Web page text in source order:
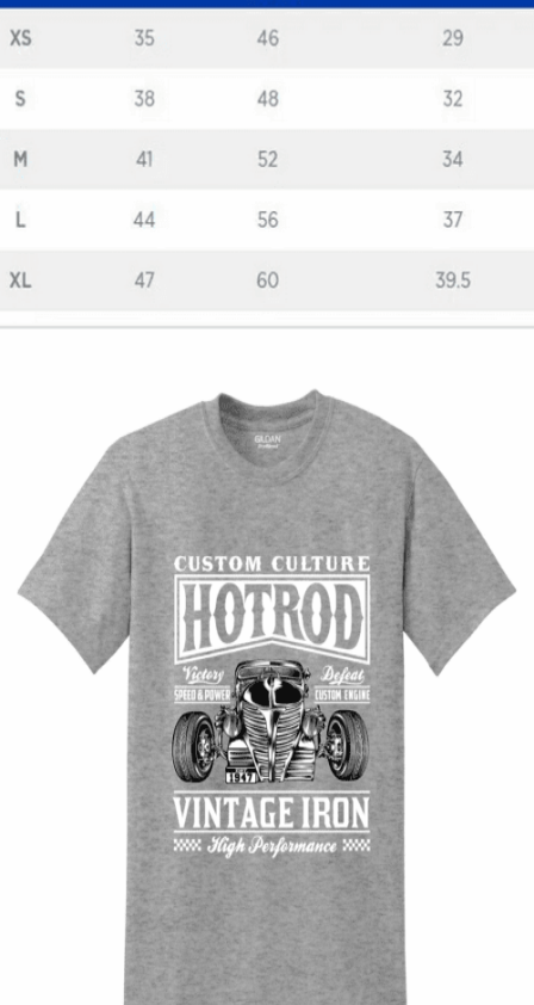
ΠΑΙΔΙΚΑ TSHIRT
Κοντομάνικη μπλούζα Bart
12,00€
Quick View
UNISEX TSHIRT